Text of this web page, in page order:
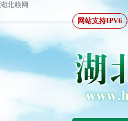
湖北粮网
网站支持IPV6